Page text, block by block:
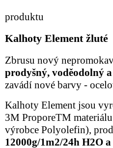
produktu
Kalhoty Element žluté
Zbrusu nový
prodyšný, voděodolný
zavádí nové barvy -
Kalhoty Element jsou
3M ProporeTM
výrobce Polyolefin),
12000g/1m2/24h H2O